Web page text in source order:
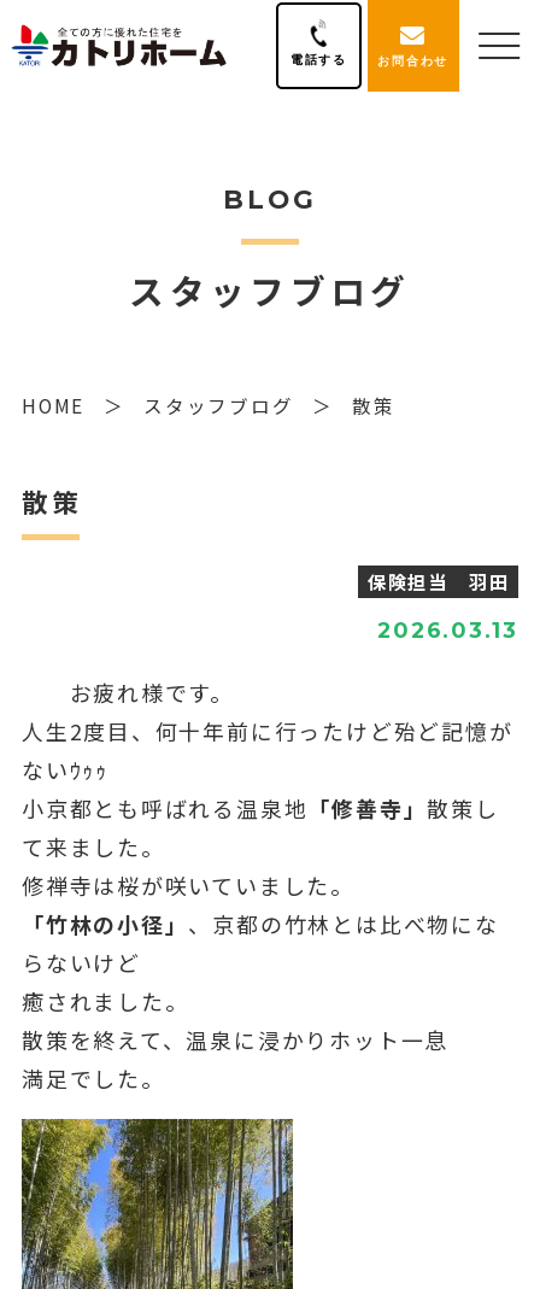
電話する お問合わせ
BLOG
スタッフブログ
HOME スタッフブログ 散策
散策
保険担当 羽田
2026.03.13
お疲れ様です。
人生2度目、何十年前に行ったけど殆ど記憶が
ないｳｩｩ
小京都とも呼ばれる温泉地 「修善寺」散策し
て来ました。
修禅寺は桜が咲いていました。
「竹林の小径」 、京都の竹林とは比べ物にな
らないけど
癒されました。
散策を終えて、温泉に浸かりホット一息
満足でした。